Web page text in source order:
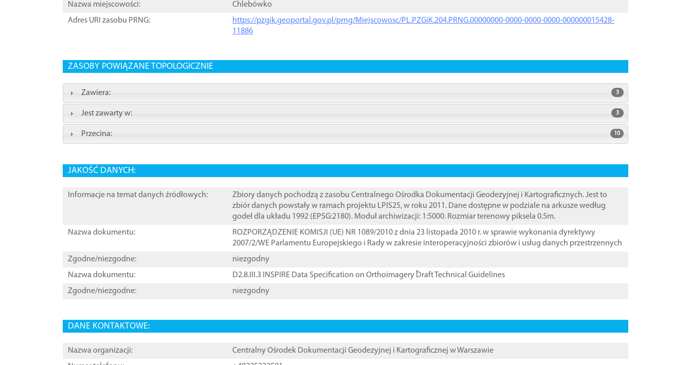
Nazwa miejscowości:
Chlebówko
Adres URI zasobu PRNG:
https://pzgik.geoportal.gov.pl/prng/Miejscowosc/PL.PZGiK.204.PRNG.00000000-0000-0000-0000-000000015428-
11886
ZASOBY POWIĄZANE TOPOLOGICZNIE
Zawiera: 3
Jest zawarty w: 3
Przecina: 10
JAKOŚĆ DANYCH:
Informacje na temat danych źródłowych:
Zbiory danych pochodzą z zasobu Centralnego Ośrodka Dokumentacji Geodezyjnej i Kartograficznych. Jest to
zbiór danych powstały w ramach projektu LPIS25, w roku 2011. Dane dostępne w podziale na arkusze według
godeł dla układu 1992 (EPSG:2180). Moduł archiwizacji: 1:5000. Rozmiar terenowy piksela 0.5m.
Nazwa dokumentu:
ROZPORZĄDZENIE KOMISJI (UE) NR 1089/2010 z dnia 23 listopada 2010 r. w sprawie wykonania dyrektywy
2007/2/WE Parlamentu Europejskiego i Rady w zakresie interoperacyjności zbiorów i usług danych przestrzennych
Zgodne/niezgodne:
niezgodny
Nazwa dokumentu:
D2.8.III.3 INSPIRE Data Specification on Orthoimagery ֠Draft Technical Guidelines
Zgodne/niezgodne:
niezgodny
DANE KONTAKTOWE:
Nazwa organizacji:
Centralny Ośrodek Dokumentacji Geodezyjnej i Kartograficznej w Warszawie